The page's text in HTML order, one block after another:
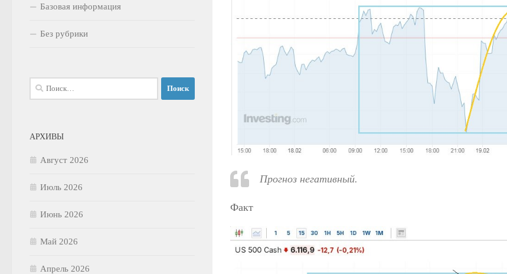
Прогноз негативный.
Факт
Базовая информация
Без рубрики
Найти:
АРХИВЫ
Август 2026
Июль 2026
Июнь 2026
Май 2026
Апрель 2026